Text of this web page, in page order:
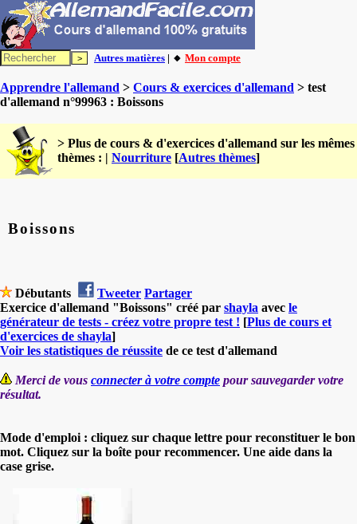
Autres matières | 🔸 Mon compte
Apprendre l'allemand > Cours & exercices d'allemand > test
d'allemand n°99963 : Boissons
> Plus de cours & d'exercices d'allemand sur les mêmes
thèmes : | Nourriture [Autres thèmes]
Boissons
Débutants Tweeter Partager
Exercice d'allemand "Boissons" créé par shayla avec le
générateur de tests - créez votre propre test ! [Plus de cours et
d'exercices de shayla]
Voir les statistiques de réussite de ce test d'allemand
Merci de vous connecter à votre compte pour sauvegarder votre
résultat.
Mode d'emploi : cliquez sur chaque lettre pour reconstituer le bon
mot. Cliquez sur la boîte pour recommencer. Une aide dans la
case grise.